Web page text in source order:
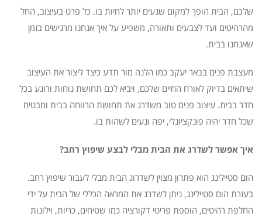
שלכם, הבית הופך למקום שנעים יותר לחיות בו. כל פרט בעיצוב, החל
מהרהיטים ועד לצבעים ותאורה, משפיע על איך אנחנו מרגישים בזמן
שאנחנו בבית.
מעצבת פנים בבאר יעקב כמו הלנה מור תדע כיצד ליצור את העיצוב
שיתאים בדיוק לאורח החיים שלכם, ויביא לכם תחושת נוחות ורוגע בכל
חדר בבית. עיצוב פנים טוב משדרג את תחושת הרווחה בבית ומבטיח
שכל חדר יהיה פונקציונלי, יפה ונעים לשהות בו.
איך אפשר לשדרג את הבית מבלי לבצע שיפוץ רחב?
הום סטיילינג הוא פתרון מצוין לשדרוג הבית מבלי לעבור שיפוץ רחב.
בעזרת הום סטיילינג, ניתן לשדרג את המראה הכללי של הבית על ידי
החלפת רהיטים, הוספת פריטי דקורציה כמו שטיחים, כריות, וילונות